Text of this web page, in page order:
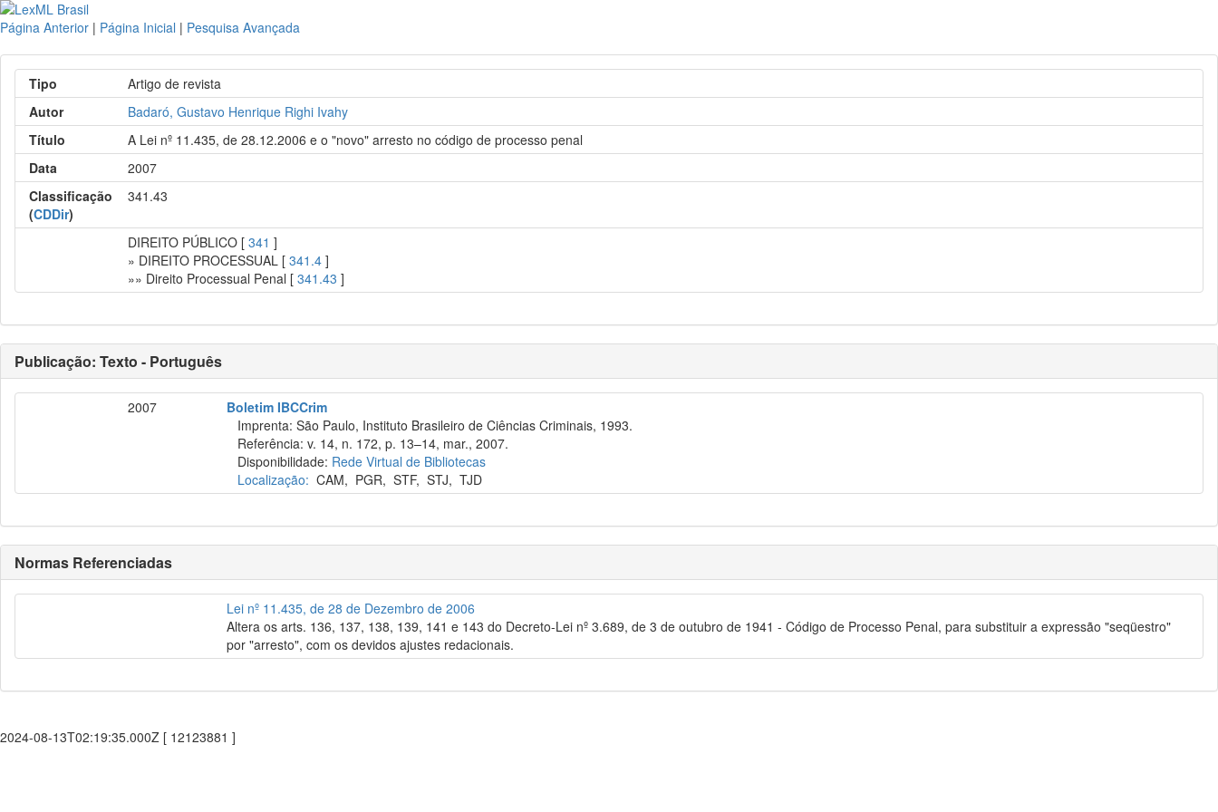
Página Anterior | Página Inicial | Pesquisa Avançada
Tipo
Artigo de revista
Autor
Badaró, Gustavo Henrique Righi Ivahy
Título
A Lei nº 11.435, de 28.12.2006 e o "novo" arresto no código de processo penal
Data
2007
Classificação
(CDDir)
341.43
DIREITO PÚBLICO [341 ]
» DIREITO PROCESSUAL [341.4 ]
»» Direito Processual Penal [341.43 ]
Publicação: Texto - Português
2007
Boletim IBCCrim
Imprenta: São Paulo, Instituto Brasileiro de Ciências Criminais, 1993.
Referência: v. 14, n. 172, p. 13–14, mar., 2007.
Disponibilidade: Rede Virtual de Bibliotecas
Localização: CAM, PGR,STF,STJ,TJD
Normas Referenciadas
Lei nº 11.435, de 28 de Dezembro de 2006
Altera os arts. 136, 137, 138, 139, 141 e 143 do Decreto-Lei nº 3.689, de 3 de outubro de 1941 - Código de Processo Penal, para substituir a expressão "seqüestro"
por "arresto", com os devidos ajustes redacionais.
2024-08-13T02:19:35.000Z [ 12123881 ]